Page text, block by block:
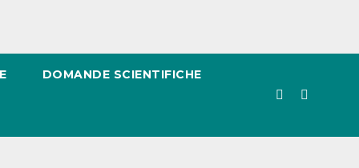
DOMANDE SCIENTIFICHE